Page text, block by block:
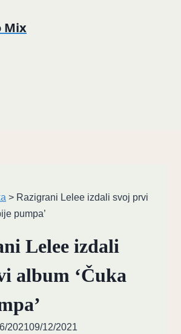
Mix
> Razigrani Lelee izdali svoj prvi
pumpa’
Lelee izdali
album ‘Čuka
202109/12/2021